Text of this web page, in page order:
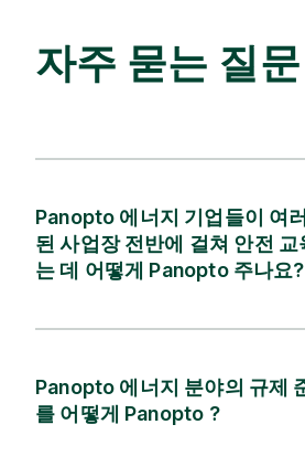
자주 묻는 질문
Panopto 에너지 기업들이 여
된 사업장 전반에 걸쳐 안전
는 데 어떻게 Panopto 주나요?
Panopto 에너지 분야의 규제
를 어떻게 Panopto ?